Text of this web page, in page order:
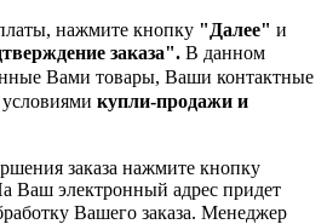
нажмите кнопку "Далее" и
заказа". В данном
Вами товары, Ваши контактные
купли-продажи и
заказа нажмите кнопку
Ваш электронный адрес придет
Вашего заказа. Менеджер